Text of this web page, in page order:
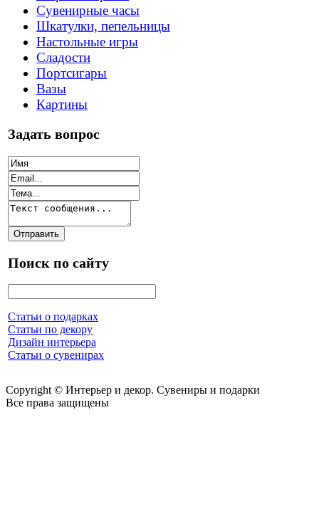
Сувенирные часы
Шкатулки, пепельницы
Настольные игры
Сладости
Портсигары
Вазы
Картины
Задать вопрос
Поиск по сайту
Статьи о подарках
Статьи по декору
Дизайн интерьера
Статьи о сувенирах
Copyright © Интерьер и декор. Сувениры и подарки
Все права защищены